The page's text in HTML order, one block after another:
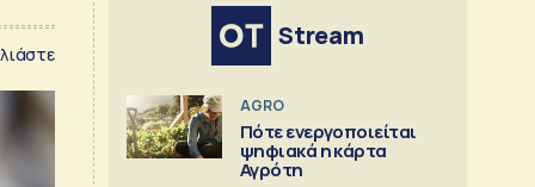
Stream
AGRO
Πότε ενεργοποιείται
ψηφιακά η κάρτα
Αγρότη